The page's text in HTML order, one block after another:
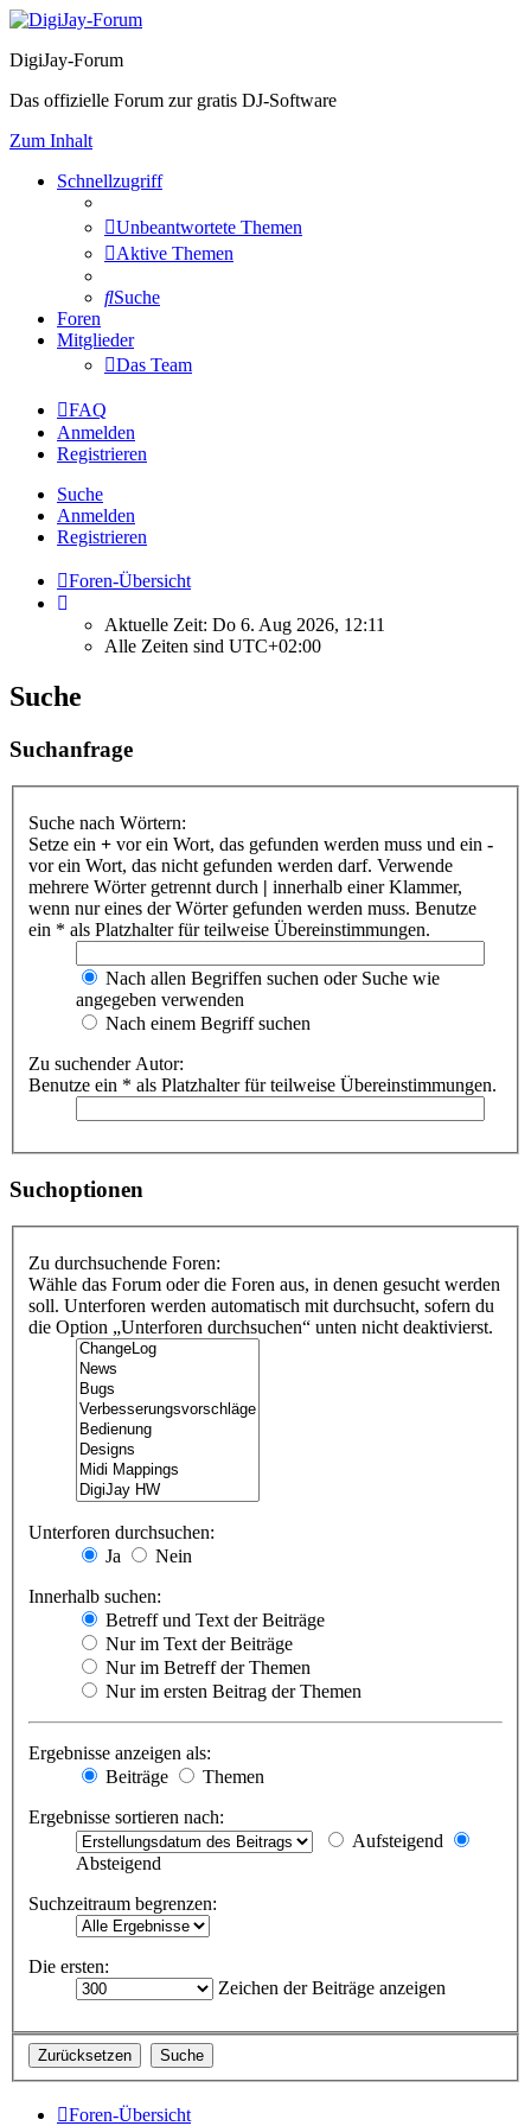
DigiJay-Forum
Das offizielle Forum zur gratis DJ-Software
Zum Inhalt
Schnellzugriff
Unbeantwortete Themen
Aktive Themen
Suche
Foren
Mitglieder
Das Team
FAQ
Anmelden
Registrieren
Suche
Anmelden
Registrieren
Foren-Übersicht
Aktuelle Zeit: Do 6. Aug 2026, 12:11
Alle Zeiten sind UTC+02:00
Suche
Suchanfrage
Suche nach Wörtern:
Setze ein + vor ein Wort, das gefunden werden muss und ein -
vor ein Wort, das nicht gefunden werden darf. Verwende
mehrere Wörter getrennt durch | innerhalb einer Klammer,
wenn nur eines der Wörter gefunden werden muss. Benutze
ein * als Platzhalter für teilweise Übereinstimmungen.
Nach allen Begriffen suchen oder Suche wie
angegeben verwenden
Nach einem Begriff suchen
Zu suchender Autor:
Benutze ein * als Platzhalter für teilweise Übereinstimmungen.
Suchoptionen
Zu durchsuchende Foren:
Wähle das Forum oder die Foren aus, in denen gesucht werden
soll. Unterforen werden automatisch mit durchsucht, sofern du
die Option „Unterforen durchsuchen“ unten nicht deaktivierst.
Unterforen durchsuchen:
Ja
Nein
Innerhalb suchen:
Betreff und Text der Beiträge
Nur im Text der Beiträge
Nur im Betreff der Themen
Nur im ersten Beitrag der Themen
Ergebnisse anzeigen als:
Beiträge
Themen
Ergebnisse sortieren nach:
Aufsteigend
Absteigend
Suchzeitraum begrenzen:
Die ersten:
Zeichen der Beiträge anzeigen
Foren-Übersicht